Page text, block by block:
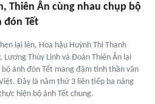
Thiên Ân cùng nhau chụp bộ
đón Tết
lại lên, Hoa hậu Huỳnh Thị Thanh
Lương Thùy Linh và Đoàn Thiên Ân lại
ảnh đón Tết mang đậm tinh thần văn
Đây là năm thứ 3 liên tiếp ba nàng
hiện bộ ảnh Tết chung.